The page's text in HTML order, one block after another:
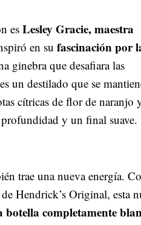
es Lesley Gracie, maestra
en su fascinación por
ginebra que desafiara las
un destilado que se
cítricas de flor de naranjo
profundidad y un final suave.
trae una nueva energía.
Hendrick’s Original, esta
completamente